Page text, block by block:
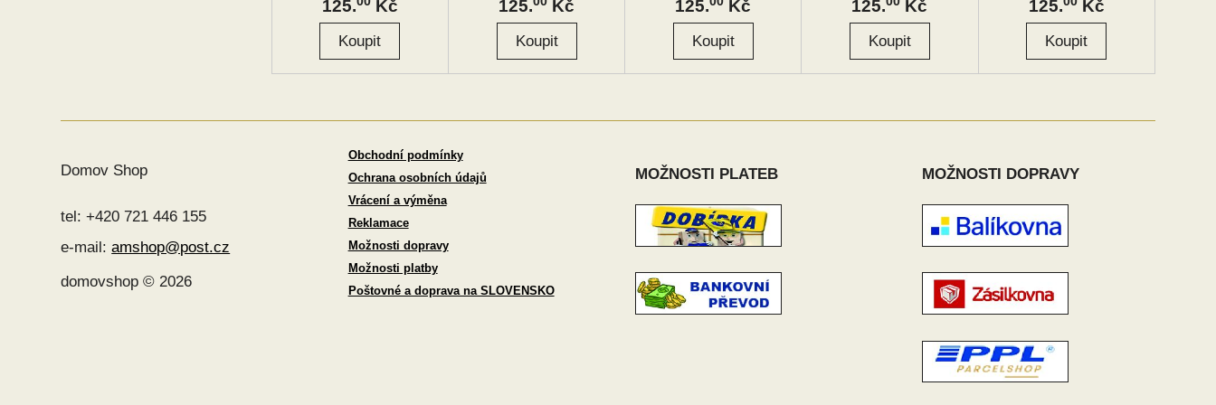
125. Kč 125. Kč 125. Kč 125. Kč 125. Kč
Domov Shop
tel: +420 721 446 155
e-mail:amshop@post.cz
domovshop © 2026
Obchodní podmínky
Ochrana osobních údajů
Vrácení a výměna
Reklamace
Možnosti dopravy
Možnosti platby
Poštovné a doprava na SLOVENSKO
MOŽNOSTI PLATEB MOŽNOSTI DOPRAVY